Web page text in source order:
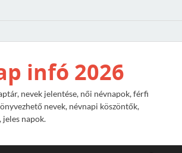
infó 2026
nevek jelentése, női névnapok, férfi
nevek, névnapi köszöntők,
jeles napok.